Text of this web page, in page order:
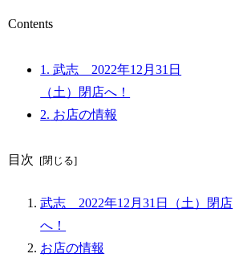
Contents
1. 武志 2022年12月31日
（土）閉店へ！
2. お店の情報
目次
武志 2022年12月31日（土）閉店
へ！
お店の情報